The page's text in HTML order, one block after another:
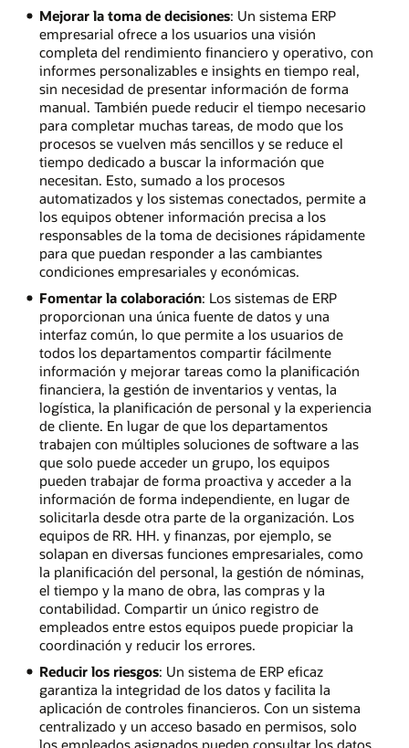
Mejorar la toma de decisiones: Un sistema ERP
empresarial ofrece a los usuarios una visión
completa del rendimiento financiero y operativo, con
informes personalizables e insights en tiempo real,
sin necesidad de presentar información de forma
manual. También puede reducir el tiempo necesario
para completar muchas tareas, de modo que los
procesos se vuelven más sencillos y se reduce el
tiempo dedicado a buscar la información que
necesitan. Esto, sumado a los procesos
automatizados y los sistemas conectados, permite a
los equipos obtener información precisa a los
responsables de la toma de decisiones rápidamente
para que puedan responder a las cambiantes
condiciones empresariales y económicas.
Fomentar la colaboración: Los sistemas de ERP
proporcionan una única fuente de datos y una
interfaz común, lo que permite a los usuarios de
todos los departamentos compartir fácilmente
información y mejorar tareas como la planificación
financiera, la gestión de inventarios y ventas, la
logística, la planificación de personal y la experiencia
de cliente. En lugar de que los departamentos
trabajen con múltiples soluciones de software a las
que solo puede acceder un grupo, los equipos
pueden trabajar de forma proactiva y acceder a la
información de forma independiente, en lugar de
solicitarla desde otra parte de la organización. Los
equipos de RR. HH. y finanzas, por ejemplo, se
solapan en diversas funciones empresariales, como
la planificación del personal, la gestión de nóminas,
el tiempo y la mano de obra, las compras y la
contabilidad. Compartir un único registro de
empleados entre estos equipos puede propiciar la
coordinación y reducir los errores.
Reducir los riesgos: Un sistema de ERP eficaz
garantiza la integridad de los datos y facilita la
aplicación de controles financieros. Con un sistema
centralizado y un acceso basado en permisos, solo
los empleados asignados pueden consultar los datos